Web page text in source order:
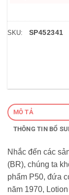
SKU: SP452341
MÔ TẢ
THÔNG TIN BỔ
Nhắc đến các
(BR), chúng ta
phẩm P50, đứa
năm 1970,